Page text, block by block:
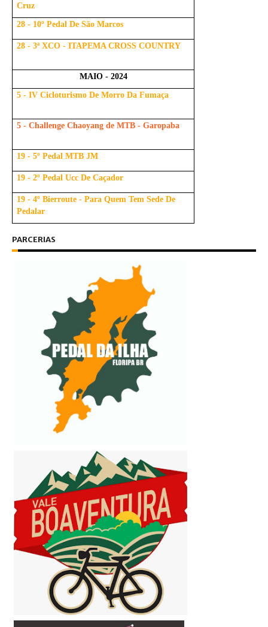
Cruz
28 - 10º Pedal De São Marcos
28 - 3ª XCO - ITAPEMA CROSS COUNTRY
MAIO - 2024
5 - IV Cicloturismo De Morro Da Fumaça
5 - Challenge Chaoyang de MTB - Garopaba
19 - 5º Pedal MTB JM
19 - 2º Pedal Ucc De Caçador
19 - 4º Bierroute - Para Quem Tem Sede De
Pedalar
PARCERIAS